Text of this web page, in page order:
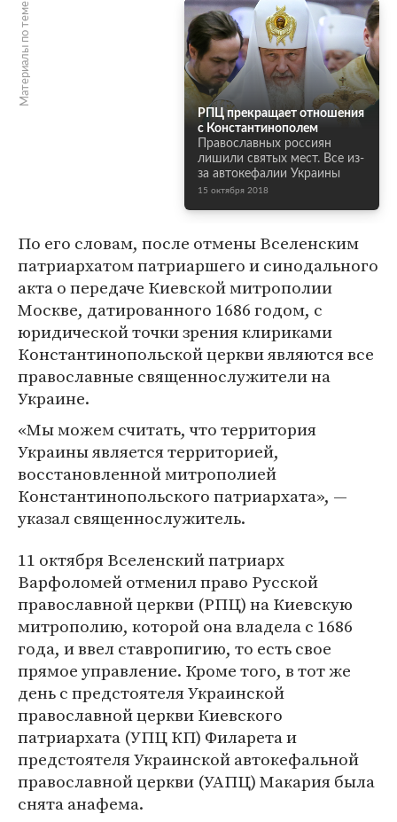
Материалы по теме
РПЦ прекращает отношения
с Константинополем
Православных россиян
лишили святых мест. Все из-
за автокефалии Украины
15 октября 2018
По его словам, после отмены Вселенским
патриархатом патриаршего и синодального
акта о передаче Киевской митрополии
Москве, датированного 1686 годом, с
юридической точки зрения клириками
Константинопольской церкви являются все
православные священнослужители на
Украине.
«Мы можем считать, что территория
Украины является территорией,
восстановленной митрополией
Константинопольского патриархата», —
указал священнослужитель.
11 октября Вселенский патриарх
Варфоломей отменил право Русской
православной церкви (РПЦ) на Киевскую
митрополию, которой она владела с 1686
года, и ввел ставропигию, то есть свое
прямое управление. Кроме того, в тот же
день c предстоятеля Украинской
православной церкви Киевского
патриархата (УПЦ КП) Филарета и
предстоятеля Украинской автокефальной
православной церкви (УАПЦ) Макария была
снята анафема.